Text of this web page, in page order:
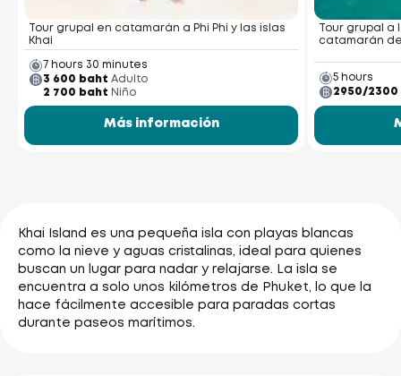
Tour grupal en catamarán a Phi Phi y las islas
Khai
7 hours 30 minutes
3 600 baht Adulto
2 700 baht Niño
Más información
Tour grupal a
catamarán
5 hours
2950/
Khai Island es una pequeña isla con playas blancas
como la nieve y aguas cristalinas, ideal para quienes
buscan un lugar para nadar y relajarse. La isla se
encuentra a solo unos kilómetros de Phuket, lo que la
hace fácilmente accesible para paradas cortas
durante paseos marítimos.